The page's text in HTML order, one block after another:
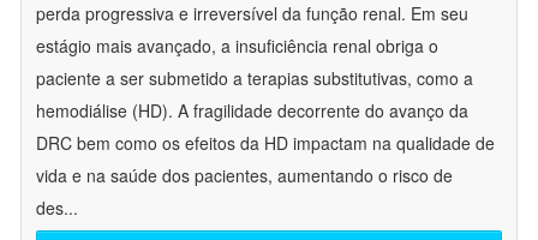
perda progressiva e irreversível da função renal. Em seu
estágio mais avançado, a insuficiência renal obriga o
paciente a ser submetido a terapias substitutivas, como a
hemodiálise (HD). A fragilidade decorrente do avanço da
DRC bem como os efeitos da HD impactam na qualidade de
vida e na saúde dos pacientes, aumentando o risco de
des...